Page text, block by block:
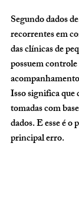
Segundo dados
recorrentes em
das clínicas de
possuem
Isso significa que
tomadas com
dados. E esse é
principal erro.